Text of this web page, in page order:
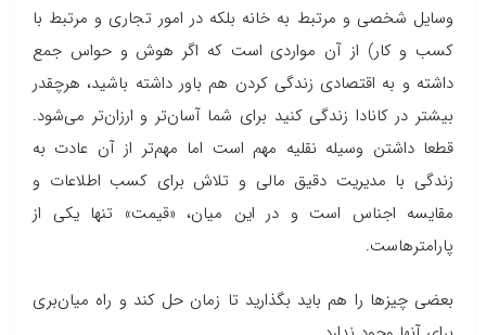
وسایل شخصی و مرتبط به خانه بلکه در امور تجاری و مرتبط با
کسب و کار) از آن مواردی است که اگر هوش و حواس جمع
داشته و به اقتصادی زندگی کردن هم باور داشته باشید، هرچقدر
بیشتر در کانادا زندگی کنید برای شما آسان‌تر و ارزان‌تر می‌شود.
قطعا داشتن وسیله نقلیه مهم است اما مهم‌تر از آن عادت به
زندگی با مدیریت دقیق مالی و تلاش برای کسب اطلاعات و
مقایسه اجناس است و در این میان، «قیمت» تنها یکی از
پارامترهاست.
بعضی چیزها را هم باید بگذارید تا زمان حل کند و راه میان‌بری